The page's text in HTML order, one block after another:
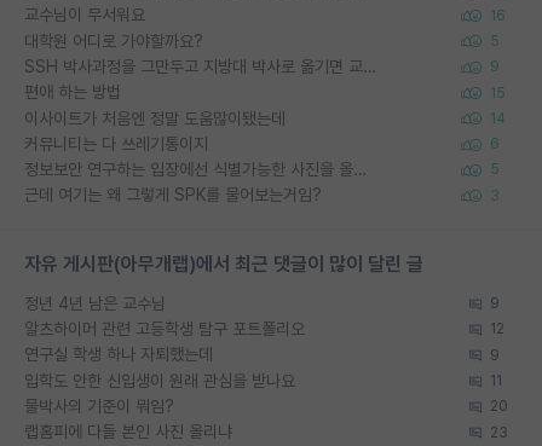
교수님이 무서워요 16
대학원 어디로 가야할까요? 5
SSH 박사과정을 그만두고 지방대 박사로 옮기면 교수의 꿈은 끝일까요? 9
편애 하는 방법 15
이사이트가 처음엔 정말 도움많이됐는데 14
커뮤니티는 다 쓰레기통이지 6
정보보안 연구하는 입장에선 식별가능한 사진을 올리는건 비추이긴함 5
근데 여기는 왜 그렇게 SPK를 물어보는거임? 3
자유 게시판(아무개랩)에서 최근 댓글이 많이 달린 글
정년 4년 남은 교수님 9
알츠하이머 관련 고등학생 탐구 포트폴리오 12
연구실 학생 하나 자퇴했는데 9
입학도 안한 신입생이 원래 관심을 받나요 11
물박사의 기준이 뭐임? 20
랩홈피에 다들 본인 사진 올리냐 23